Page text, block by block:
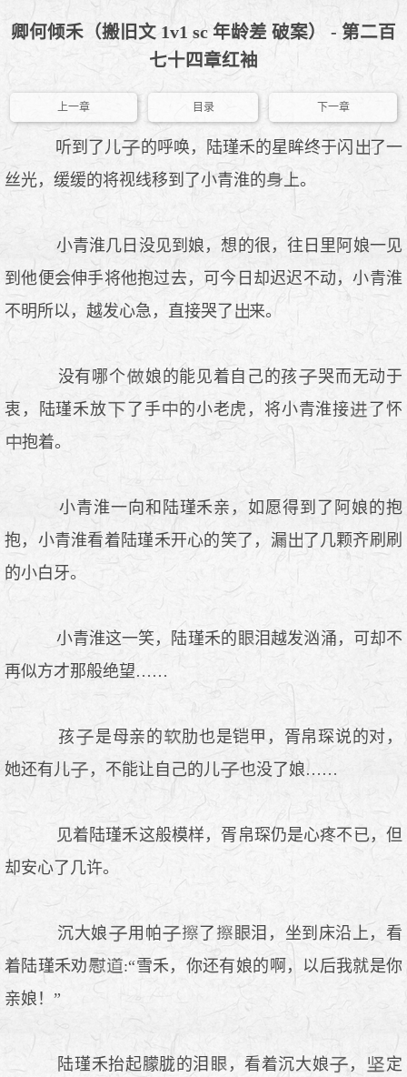
卿何倾禾（搬旧文 1v1 sc 年龄差 破案） - 第二百
七十四章红袖
上一章 目录 下一章
听到了儿 的呼唤，陆瑾禾的星眸终于闪
了一
丝光，缓缓的将视线移到了小青淮的
上。
小青淮几日没见到娘，想的很，往日里阿娘一见
到他便会伸手将他抱过去，可今日却迟迟不动，小青淮
不明所以，越发心急，直接哭了
来。
没有哪个 娘的能见着自己的孩
哭而无动于
衷，陆瑾禾放
了手 的小老虎，将小青淮接
了怀
抱着。
小青淮一向和陆瑾禾亲，如愿得到了阿娘的抱
抱，小青淮看着陆瑾禾开心的笑了，漏
了几颗齐刷刷
的小白牙。
小青淮这一笑，陆瑾禾的
泪越发汹涌，可却不
再似方才那般绝望……
孩 是母亲的
肋也是铠甲，胥帛琛说的对，
她还有儿
，不能让自己的儿 也没了娘……
见着陆瑾禾这般模样，胥帛琛仍是心疼不已，但
却安心了几许。
沉大娘 用帕 了
泪，坐到床沿上，看
着陆瑾禾劝
:“雪禾，你还有娘的啊，以后我就是你
亲娘！”
陆瑾禾抬起朦胧的泪 ，看着沉大娘 ，
定